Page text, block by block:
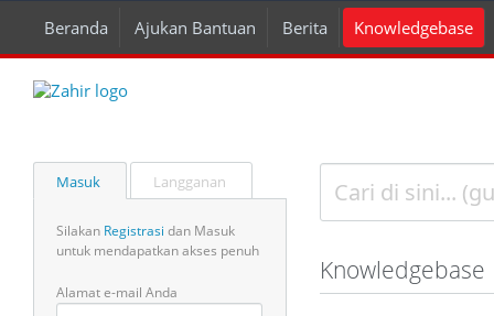
Beranda Ajukan Bantuan Berita Knowledgebase
Masuk Langganan
Silakan Registrasi dan Masuk
untuk mendapatkan akses penuh
Alamat e-mail Anda
Knowledgebase